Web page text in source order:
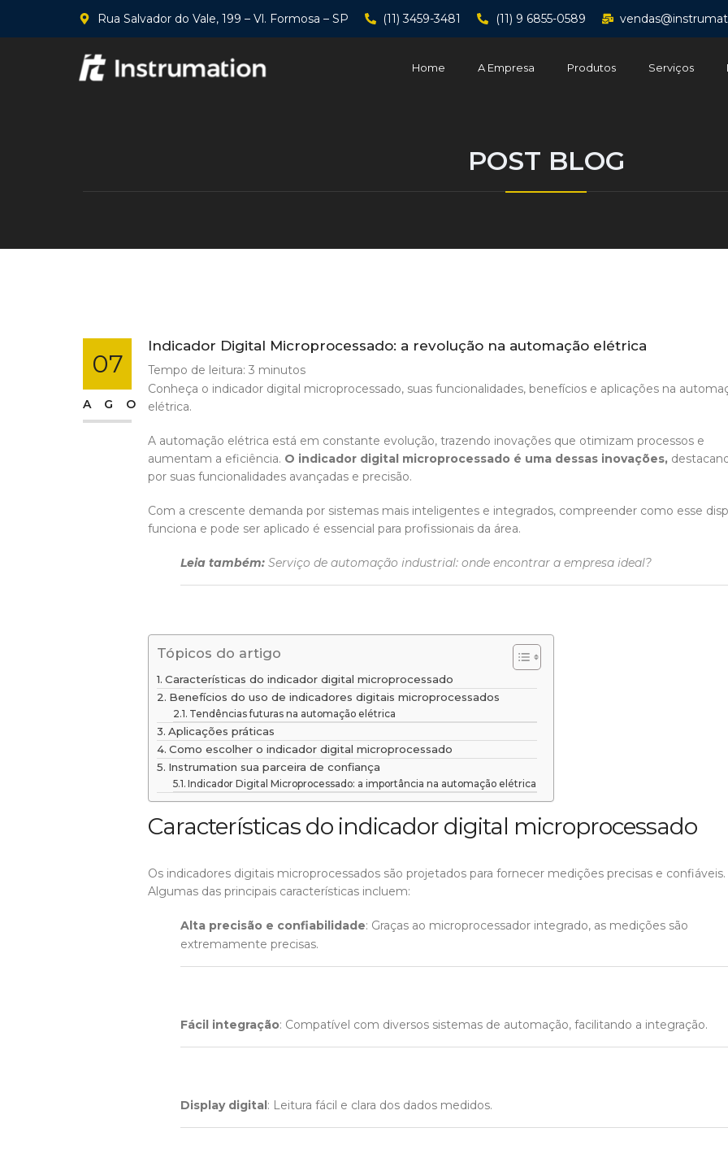
Rua Salvador do Vale, 199 – Vl. Formosa – SP (11) 3459-3481 (11) 9 6855-0589
Home A Empresa Produtos Serviços
POST BLOG
07
AGO
Indicador Digital Microprocessado: a revolução na automação elétrica
Tempo de leitura: 3 minutos
Conheça o indicador digital microprocessado, suas funcionalidades, benefícios e aplicações na
elétrica.
A automação elétrica está em constante evolução, trazendo inovações que otimizam processos e
aumentam a eficiência. O indicador digital microprocessado é uma dessas inovações,
por suas funcionalidades avançadas e precisão.
Com a crescente demanda por sistemas mais inteligentes e integrados, compreender como esse
funciona e pode ser aplicado é essencial para profissionais da área.
Leia também: Serviço de automação industrial: onde encontrar a empresa ideal?
Tópicos do artigo
Características do indicador digital microprocessado
Benefícios do uso de indicadores digitais microprocessados
Tendências futuras na automação elétrica
Aplicações práticas
Como escolher o indicador digital microprocessado
Instrumation sua parceira de confiança
Indicador Digital Microprocessado: a importância na automação elétrica
Características do indicador digital microprocessado
Os indicadores digitais microprocessados são projetados para fornecer medições precisas e confiáveis.
Algumas das principais características incluem:
Alta precisão e confiabilidade: Graças ao microprocessador integrado, as medições são
extremamente precisas.
Fácil integração: Compatível com diversos sistemas de automação, facilitando a integração.
Display digital: Leitura fácil e clara dos dados medidos.